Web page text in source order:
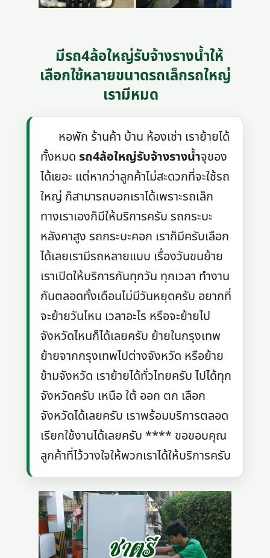
มีรถ4ล้อใหญ่รับจ้างรางน้ำให้
เลือกใช้หลายขนาดรถเล็กรถใหญ่
เรามีหมด
หอพัก ร้านค้า บ้าน ห้องเช่า เราย้ายได้
ทั้งหมดรถ4ล้อใหญ่รับจ้างรางน้ำจุของ
ได้เยอะ แต่หากว่าลูกค้าไม่สะดวกที่จะใช้รถ
ใหญ่ ก็สามารถบอกเราได้เพราะรถเล็ก
ทางเราเองก็มีให้บริการครับ รถกระบะ
หลังคาสูง รถกระบะคอก เราก็มีครับเลือก
ได้เลยเรามีรถหลายแบบ เรื่องวันขนย้าย
เราเปิดให้บริการกันทุกวัน ทุกเวลา ทำงาน
กันตลอดทั้งเดือนไม่มีวันหยุดครับ อยากที่
จะย้ายวันไหน เวลาอะไร หรือจะย้ายไป
จังหวัดไหนก็ได้เลยครับ ย้ายในกรุงเทพ
ย้ายจากกรุงเทพไปต่างจังหวัด หรือย้าย
ข้ามจังหวัด เราย้ายได้ทั่วไทยครับ ไปได้ทุก
จังหวัดครับ เหนือ ใต้ ออก ตก เลือก
จังหวัดได้เลยครับ เราพร้อมบริการตลอด
เรียกใช้งานได้เลยครับ **** ขอขอบคุณ
ลูกค้าที่ไว้วางใจให้พวกเราได้ให้บริการครับ